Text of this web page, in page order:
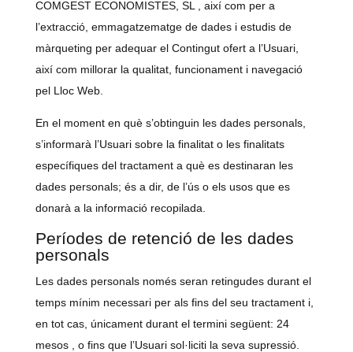
COMGEST ECONOMISTES, SL , així com per a
l’extracció, emmagatzematge de dades i estudis de
màrqueting per adequar el Contingut ofert a l’Usuari,
així com millorar la qualitat, funcionament i navegació
pel Lloc Web.
En el moment en què s’obtinguin les dades personals,
s’informarà l’Usuari sobre la finalitat o les finalitats
específiques del tractament a què es destinaran les
dades personals; és a dir, de l’ús o els usos que es
donarà a la informació recopilada.
Períodes de retenció de les dades
personals
Les dades personals només seran retingudes durant el
temps mínim necessari per als fins del seu tractament i,
en tot cas, únicament durant el termini següent: 24
mesos , o fins que l’Usuari sol·liciti la seva supressió.